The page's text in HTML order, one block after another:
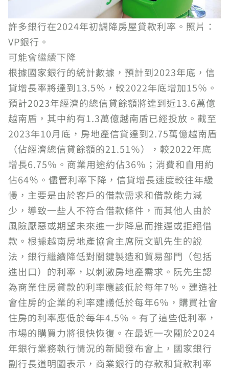
許多銀行在2024年初調降房屋貸款利率。照片：
VP銀行。
可能會繼續下降
根據國家銀行的統計數據，預計到2023年底，信
貸增長率將達到13.5％，較2022年底增加15％。
預計2023年經濟的總信貸餘額將達到近13.6萬億
越南盾，其中約有1.3萬億越南盾已經投放。截至
2023年10月底，房地產信貸達到2.75萬億越南盾
（佔經濟總信貸餘額的21.51％），較2022年底
增長6.75％。商業用途約佔36％；消費和自用約
佔64％。儘管利率下降，信貸增長速度較往年緩
慢，主要是由於客戶的借款需求和借款能力減
少，導致一些人不符合借款條件，而其他人由於
風險厭惡或期望未來進一步降息而推遲或拒絕借
款。根據越南房地產協會主席阮文凱先生的說
法，銀行繼續降低對關鍵製造和貿易部門（包括
進出口）的利率，以刺激房地產需求。阮先生認
為商業住房貸款的利率應該低於每年7％。建造社
會住房的企業的利率建議低於每年6％，購買社會
住房的利率應低於每年4.5％。有了這些低利率，
市場的購買力將很快恢復。在最近一次關於2024
年銀行業務執行情況的新聞發布會上，國家銀行
副行長道明圖表示，商業銀行的存款和貸款利率